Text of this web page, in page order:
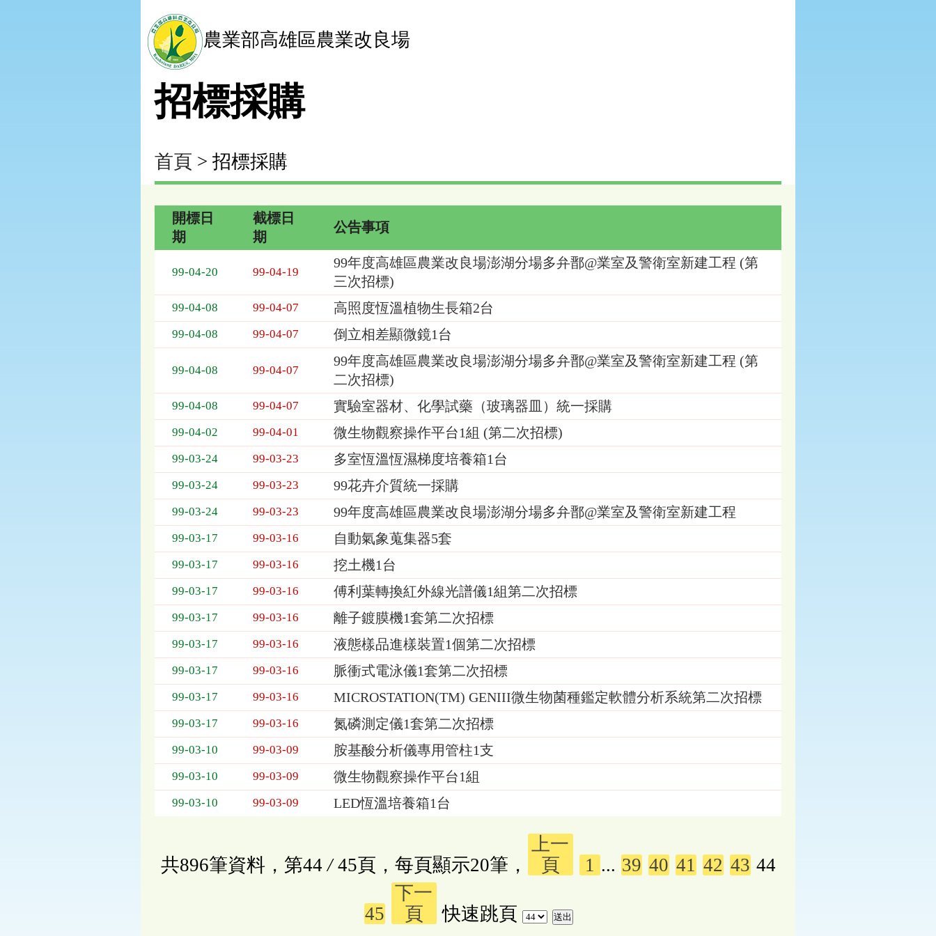
農業部高雄區農業改良場
招標採購
首頁 > 招標採購
表，
為：
開
日
期、
截
期、
項
開標日
期
截標日
期
公告事項
99-04-20 99-04-19
99年度高雄區農業改良場澎湖分場多弁鄑@業室及警衛室新建工程 (第
三次招標)
99-04-08 99-04-07 高照度恆溫植物生長箱2台
99-04-08 99-04-07 倒立相差顯微鏡1台
99-04-08 99-04-07
99年度高雄區農業改良場澎湖分場多弁鄑@業室及警衛室新建工程 (第
二次招標)
99-04-08 99-04-07 實驗室器材、化學試藥（玻璃器皿）統一採購
99-04-02 99-04-01 微生物觀察操作平台1組 (第二次招標)
99-03-24 99-03-23 多室恆溫恆濕梯度培養箱1台
99-03-24 99-03-23 99花卉介質統一採購
99-03-24 99-03-23 99年度高雄區農業改良場澎湖分場多弁鄑@業室及警衛室新建工程
99-03-17 99-03-16 自動氣象蒐集器5套
99-03-17 99-03-16 挖土機1台
99-03-17 99-03-16 傅利葉轉換紅外線光譜儀1組第二次招標
99-03-17 99-03-16 離子鍍膜機1套第二次招標
99-03-17 99-03-16 液態樣品進樣裝置1個第二次招標
99-03-17 99-03-16 脈衝式電泳儀1套第二次招標
99-03-17 99-03-16 MICROSTATION(TM) GENIII微生物菌種鑑定軟體分析系統第二次招標
99-03-17 99-03-16 氮磷測定儀1套第二次招標
99-03-10 99-03-09 胺基酸分析儀專用管柱1支
99-03-10 99-03-09 微生物觀察操作平台1組
99-03-10 99-03-09 LED恆溫培養箱1台
共896筆資料，第44 /45頁，每頁顯示20筆，
上一
頁
1 ... 39 40 41 42 43 44
45
下一
頁
快速跳頁